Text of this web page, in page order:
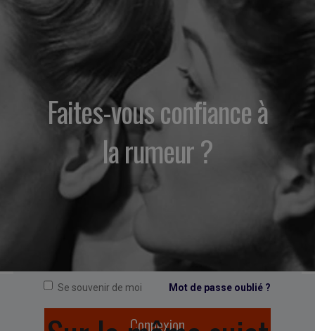
Faites-vous confiance à
la rumeur ?
CONNEXION
Se souvenir de moi Mot de passe oublié ?
Connexion